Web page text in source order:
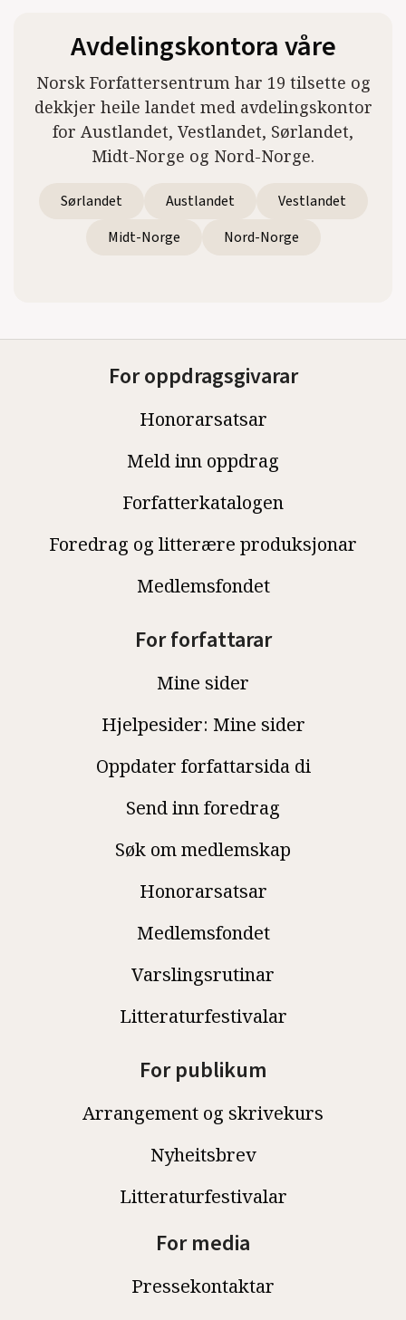
Avdelingskontora våre
Norsk Forfattersentrum har 19 tilsette og
dekkjer heile landet med avdelingskontor
for Austlandet, Vestlandet, Sørlandet,
Midt-Norge og Nord-Norge.
Sørlandet Austlandet
Vestlandet
Midt-Norge
Nord-Norge
For oppdragsgivarar
Honorarsatsar
Meld inn oppdrag
Forfatterkatalogen
Foredrag og litterære produksjonar
Medlemsfondet
For forfattarar
Mine sider
Hjelpesider: Mine sider
Oppdater forfattarsida di
Send inn foredrag
Søk om medlemskap
Honorarsatsar
Medlemsfondet
Varslingsrutinar
Litteraturfestivalar
For publikum
Arrangement og skrivekurs
Nyheitsbrev
Litteraturfestivalar
For media
Pressekontaktar